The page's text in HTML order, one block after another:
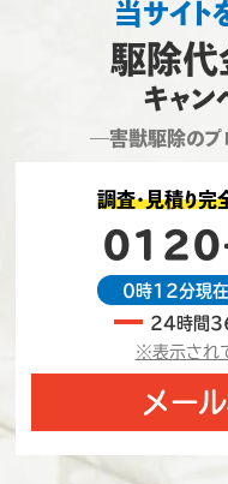
当サイト
駆除代
キャン
―害獣駆除のプ
調査・見積り完
0時12分現在
24時間
※表示され
メー